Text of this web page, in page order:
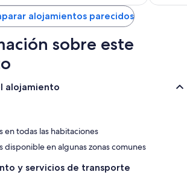
de
84 €
alojamientos parecidos
sobre este
alojamiento
en todas las habitaciones
disponible en algunas zonas comunes
y servicios de transporte